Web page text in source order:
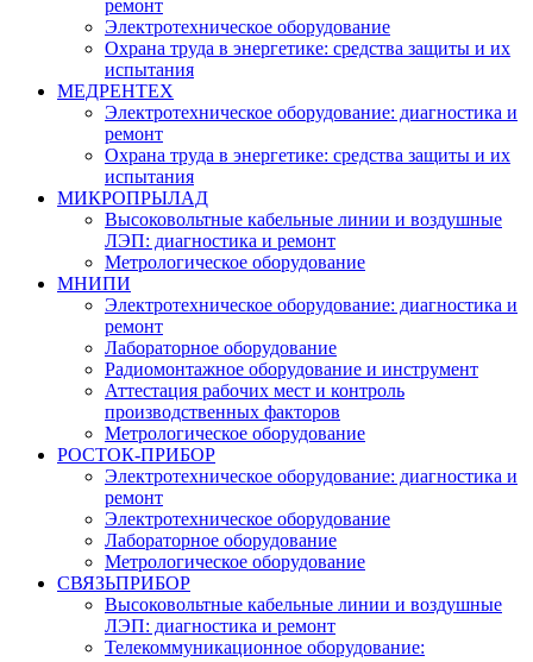
ремонт
Электротехническое оборудование
Охрана труда в энергетике: средства защиты и их
испытания
МЕДРЕНТЕХ
Электротехническое оборудование: диагностика и
ремонт
Охрана труда в энергетике: средства защиты и их
испытания
МИКРОПРЫЛАД
Высоковольтные кабельные линии и воздушные
ЛЭП: диагностика и ремонт
Метрологическое оборудование
МНИПИ
Электротехническое оборудование: диагностика и
ремонт
Лабораторное оборудование
Радиомонтажное оборудование и инструмент
Аттестация рабочих мест и контроль
производственных факторов
Метрологическое оборудование
РОСТОК-ПРИБОР
Электротехническое оборудование: диагностика и
ремонт
Электротехническое оборудование
Лабораторное оборудование
Метрологическое оборудование
СВЯЗЬПРИБОР
Высоковольтные кабельные линии и воздушные
ЛЭП: диагностика и ремонт
Телекоммуникационное оборудование: